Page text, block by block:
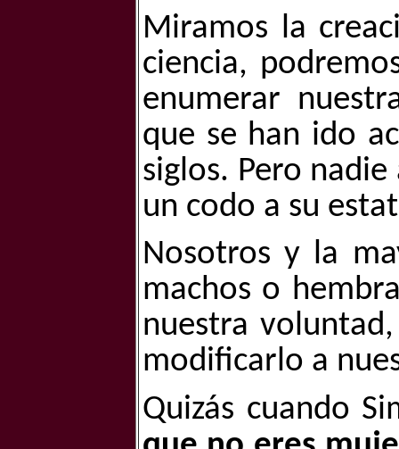
Miramos la
ciencia,
enumerar
que se han ido
siglos. Pero
un codo a su
Nosotros y la
machos o
nuestra
modificarlo a
Quizás cuando